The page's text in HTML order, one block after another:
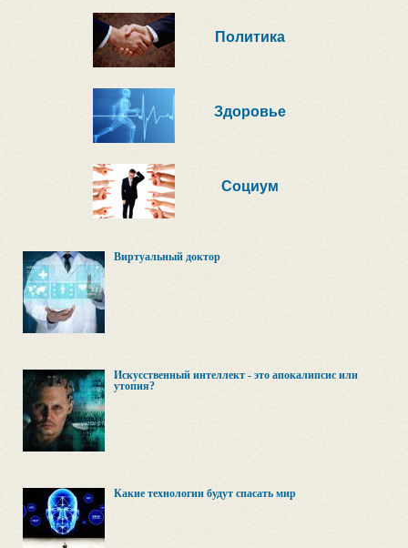
Политика
Здоровье
Социум
Виртуальный доктор
Искусственный интеллект - это апокалипсис или
утопия?
Какие технологии будут спасать мир